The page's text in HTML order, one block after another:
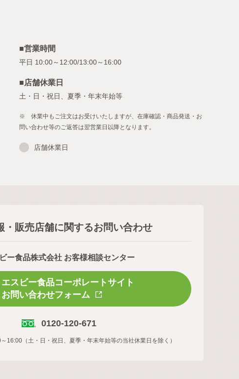
■営業時間
■店舗休業日
土・日・祝日、夏季・年末年始等
※ 休業中もご注文はお受けいたしますが、在庫確認・商品発送・お
問い合わせ等のご返答は翌営業日以降となります。
店舗休業日
・販売店舗に関するお問い合わせ
ー食品株式会社 お客様相談センター
エスビー食品コーポレートサイト
お問い合わせフォーム
0120-120-671
16:00（土・日・祝日、夏季・年末年始等の当社休業日を除く）